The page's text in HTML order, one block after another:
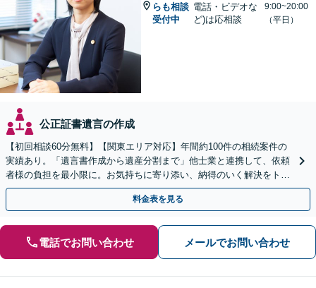
らも相談
受付中
電話・ビデオな
ど)は応相談
9:00~20:00
（平日）
公正証書遺言の作成
【初回相談60分無料】【関東エリア対応】年間約100件の相続案件の
実績あり。「遺言書作成から遺産分割まで」他士業と連携して、依頼
者様の負担を最小限に。お気持ちに寄り添い、納得のいく解決をトー
タル・サポート【当日・夜間（18時まで）の相談可】
料金表を見る
電話でお問い合わせ メールでお問い合わせ